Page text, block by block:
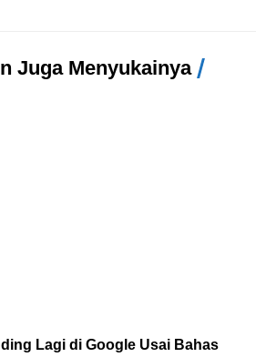
Juga Menyukainya
Lagi di Google Usai Bahas